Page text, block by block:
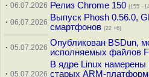
· 06.07.2026 Релиз Chrome 150 (155
· 06.07.2026 Выпуск Phosh 0.56.0,
смартфонов (22 +6)
· 05.07.2026 Опубликован BSDun,
исполняемых файлов
· 05.07.2026
В ядре Linux намерены
старых ARM-